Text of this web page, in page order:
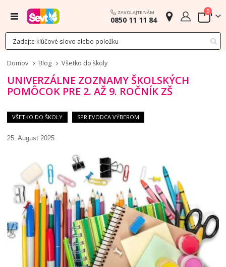
Menu ZAVOLAJTE NÁM
0850 11 11 84 Cart
0
Domov Blog Všetko do školy
UNIVERZÁLNE ZOZNAMY ŠKOLSKÝCH
POMÔCOK PRE 2. AŽ 9. ROČNÍK ZŠ
VŠETKO DO ŠKOLY SPRIEVODCA VÝBEROM
25. August 2025